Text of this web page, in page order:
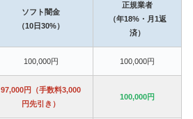
ソフト闇金
（10日30%）
正規業者
（年18%・月1返
済）
100,000円 100,000円
97,000円（手数料3,000
円先引き）
100,000円